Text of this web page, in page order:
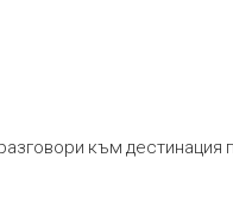
към